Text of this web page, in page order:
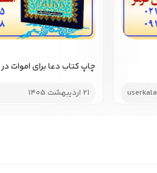
userkala
چاپ کتاب دعا برای اموات در
21 اردیبهشت 1405